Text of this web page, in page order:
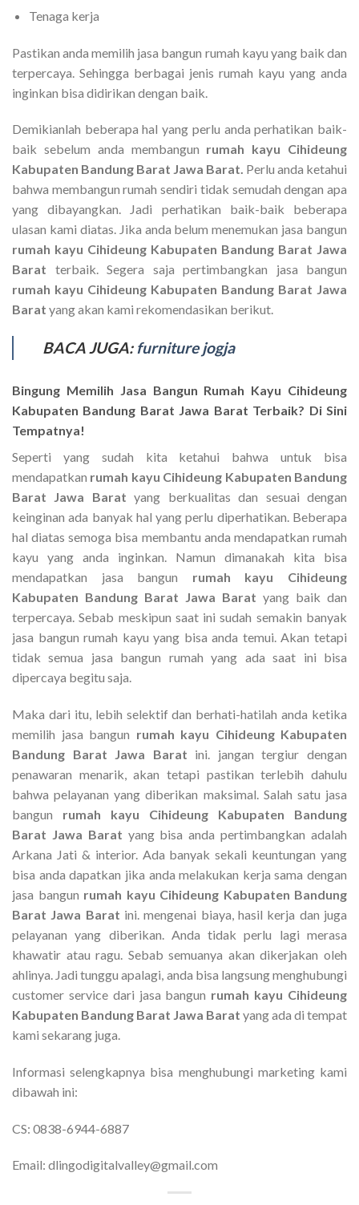
Tenaga kerja
Pastikan anda memilih jasa bangun rumah kayu yang baik dan
terpercaya. Sehingga berbagai jenis rumah kayu yang anda
inginkan bisa didirikan dengan baik.
Demikianlah beberapa hal yang perlu anda perhatikan baik-
baik sebelum anda membangun rumah kayu Cihideung
Kabupaten Bandung Barat Jawa Barat. Perlu anda ketahui
bahwa membangun rumah sendiri tidak semudah dengan apa
yang dibayangkan. Jadi perhatikan baik-baik beberapa
ulasan kami diatas. Jika anda belum menemukan jasa bangun
rumah kayu Cihideung Kabupaten Bandung Barat Jawa
Barat terbaik. Segera saja pertimbangkan jasa bangun
rumah kayu Cihideung Kabupaten Bandung Barat Jawa
Barat yang akan kami rekomendasikan berikut.
BACA JUGA: furniture jogja
Bingung Memilih Jasa Bangun Rumah Kayu Cihideung
Kabupaten Bandung Barat Jawa Barat Terbaik? Di Sini
Tempatnya!
Seperti yang sudah kita ketahui bahwa untuk bisa
mendapatkan rumah kayu Cihideung Kabupaten Bandung
Barat Jawa Baratyang berkualitas dan sesuai dengan
keinginan ada banyak hal yang perlu diperhatikan. Beberapa
hal diatas semoga bisa membantu anda mendapatkan rumah
kayu yang anda inginkan. Namun dimanakah kita bisa
mendapatkan jasa bangun rumah kayu Cihideung
Kabupaten Bandung Barat Jawa Barat yang baik dan
terpercaya. Sebab meskipun saat ini sudah semakin banyak
jasa bangun rumah kayu yang bisa anda temui. Akan tetapi
tidak semua jasa bangun rumah yang ada saat ini bisa
dipercaya begitu saja.
Maka dari itu, lebih selektif dan berhati-hatilah anda ketika
memilih jasa bangun rumah kayu Cihideung Kabupaten
Bandung Barat Jawa Barat ini. jangan tergiur dengan
penawaran menarik, akan tetapi pastikan terlebih dahulu
bahwa pelayanan yang diberikan maksimal. Salah satu jasa
bangun rumah kayu Cihideung Kabupaten Bandung
Barat Jawa Barat yang bisa anda pertimbangkan adalah
Arkana Jati & interior. Ada banyak sekali keuntungan yang
bisa anda dapatkan jika anda melakukan kerja sama dengan
jasa bangun rumah kayu Cihideung Kabupaten Bandung
Barat Jawa Barat ini. mengenai biaya, hasil kerja dan juga
pelayanan yang diberikan. Anda tidak perlu lagi merasa
khawatir atau ragu. Sebab semuanya akan dikerjakan oleh
ahlinya. Jadi tunggu apalagi, anda bisa langsung menghubungi
customer service dari jasa bangun rumah kayu Cihideung
Kabupaten Bandung Barat Jawa Barat yang ada di tempat
kami sekarang juga.
Informasi selengkapnya bisa menghubungi marketing kami
dibawah ini:
CS: 0838-6944-6887
Email: dlingodigitalvalley@gmail.com